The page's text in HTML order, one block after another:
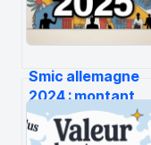
Smic allemagne
2024 : montant,
différences avec
la france et